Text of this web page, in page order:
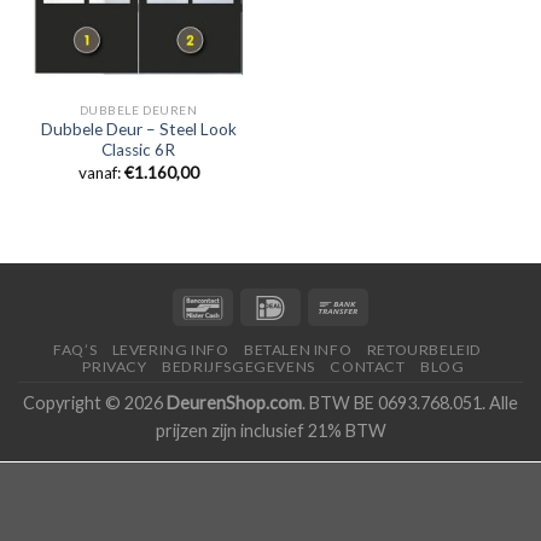
DUBBELE DEUREN
Dubbele Deur – Steel Look
Classic 6R
vanaf:€1.160,00
FAQ’S LEVERING INFO BETALEN INFO
RETOURBELEID
PRIVACY
BEDRIJFSGEGEVENS CONTACT BLOG
Copyright © 2026 DeurenShop.com. BTW BE 0693.768.051. Alle
prijzen zijn inclusief 21% BTW